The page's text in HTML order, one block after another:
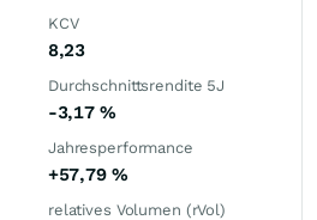
KCV
8,23
Durchschnittsrendite 5J
-3,17%
Jahresperformance
+57,79 %
relatives Volumen (rVol)